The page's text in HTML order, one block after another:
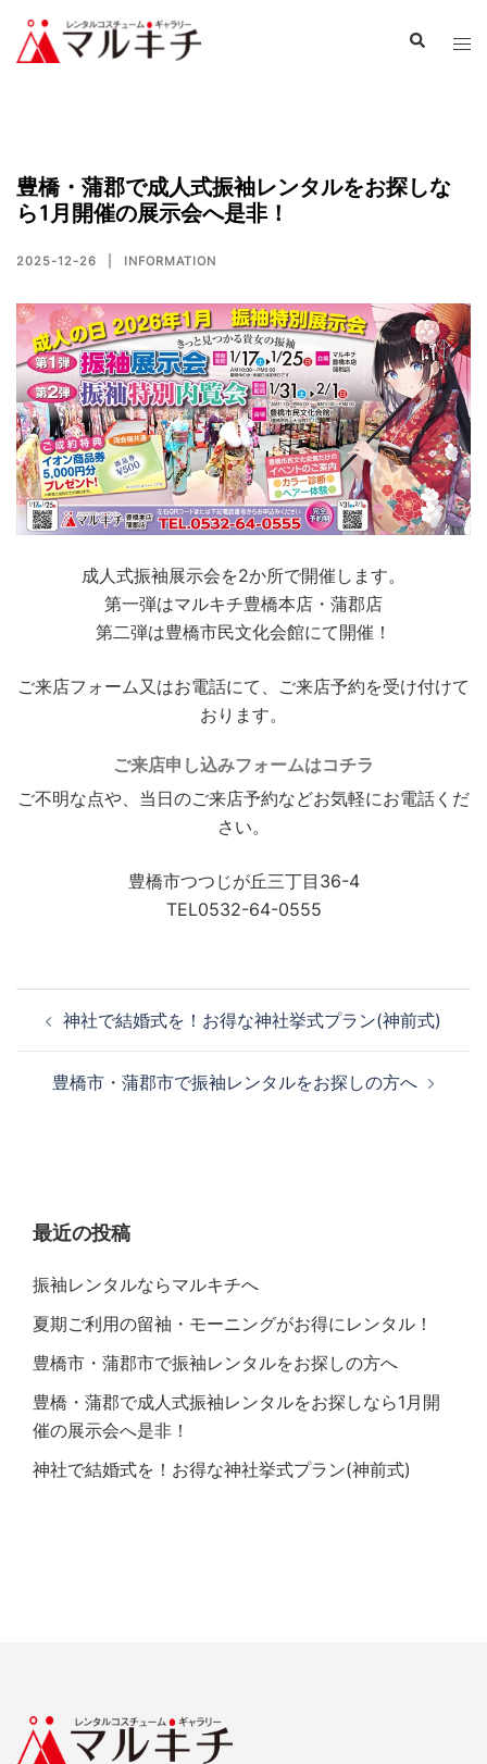
豊橋・蒲郡で成人式振袖レンタルをお探しな
ら1月開催の展示会へ是非！
2025-12-26 INFORMATION
成人式振袖展示会を2か所で開催します。
第一弾はマルキチ豊橋本店・蒲郡店
第二弾は豊橋市民文化会館にて開催！
ご来店フォーム又はお電話にて、ご来店予約を受け付けて
おります。
ご来店申し込みフォームはコチラ
ご不明な点や、当日のご来店予約などお気軽にお電話くだ
さい。
豊橋市つつじが丘三丁目36-4
TEL0532-64-0555
神社で結婚式を！お得な神社挙式プラン(神前式)
豊橋市・蒲郡市で振袖レンタルをお探しの方へ
最近の投稿
振袖レンタルならマルキチへ
夏期ご利用の留袖・モーニングがお得にレンタル！
豊橋市・蒲郡市で振袖レンタルをお探しの方へ
豊橋・蒲郡で成人式振袖レンタルをお探しなら1月開
催の展示会へ是非！
神社で結婚式を！お得な神社挙式プラン(神前式)